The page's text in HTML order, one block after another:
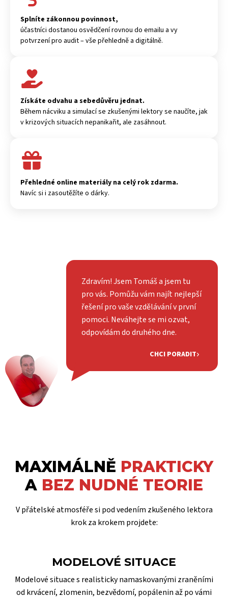
Splníte zákonnou povinnost,
účastníci dostanou osvědčení rovnou do emailu a vy
potvrzení pro audit – vše přehledně a digitálně.
Získáte odvahu a sebedůvěru jednat.
Během nácviku a simulací se zkušenými lektory se naučíte, jak
v krizových situacích nepanikařit, ale zasáhnout.
Přehledné online materiály na celý rok zdarma.
Navíc si i zasoutěžíte o dárky.
Zdravím! Jsem Tomáš a jsem tu
pro vás. Pomůžu vám najít nejlepší
řešení pro vaše vzdělávání v první
pomoci. Neváhejte se mi ozvat,
odpovídám do druhého dne.
CHCI PORADIT
MAXIMÁLNĚ PRAKTICKY
A BEZ NUDNÉ TEORIE
V přátelské atmosféře si pod vedením zkušeného lektora
krok za krokem projdete:
MODELOVÉ SITUACE
Modelové situace s realisticky namaskovanými zraněními
od krvácení, zlomenin, bezvědomí, popálenin až po vámi